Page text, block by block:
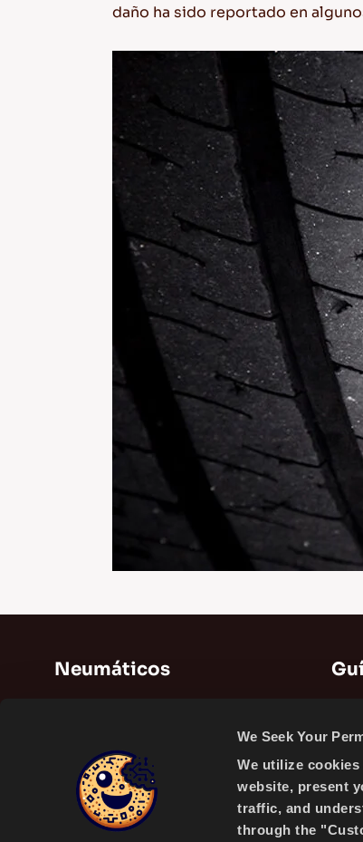
We Seek Your
We utilize
website, present
traffic, and
through the
daño ha sido reportado en
Neumáticos
Neumáticos para todas las estaciones